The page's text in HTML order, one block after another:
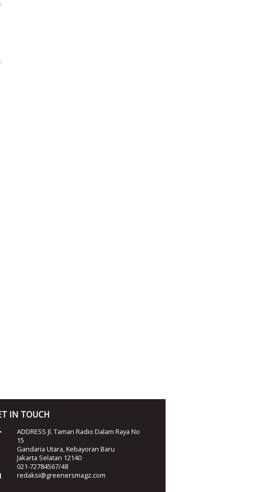
IN TOUCH
ADDRESS Jl. Taman Radio Dalam Raya No
15
Gandaria Utara, Kebayoran Baru
Jakarta Selatan 12140
021-72784567/48
redaksi@greenersmagz.com